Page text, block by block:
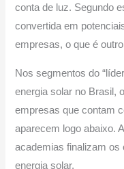
conta de luz. Segundo
convertida em
empresas, o que é
Nos segmentos do
energia solar no Brasil,
empresas que contam
aparecem logo abaixo.
academias finalizam
energia solar.